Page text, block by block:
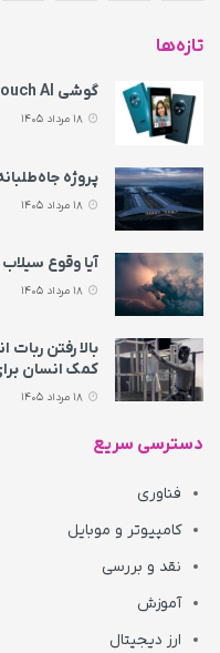
تازه‌ها
گوشی HMD Touch AI وارد بازار جهانی می‌ شود
پروژه
آیا وقوع
کمک انسان
دسترسی سریع
فناوری
کامپیوتر و موبایل
نقد و بررسی
آموزش
ارز دیجیتال